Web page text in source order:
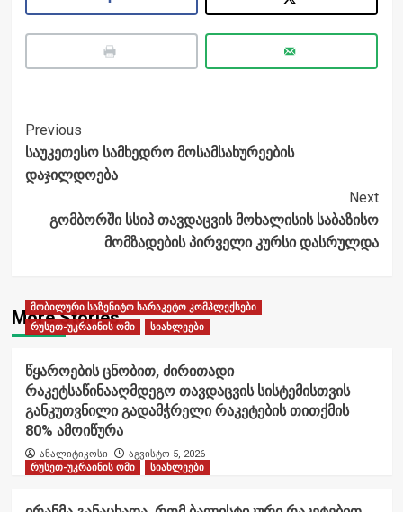
Post
Navigation
Previous
საუკეთესო სამხედრო მოსამსახურეების
დაჯილდოება
Next
გომბორში სსიპ თავდაცვის მოხალისის საბაზისო
მომზადების პირველი კურსი დასრულდა
More Stories
მობილური საზენიტო სარაკეტო კომპლექსები
რუსეთ-უკრაინის ომი
სიახლეები
წყაროების ცნობით, ძირითადი
რაკეტსაწინააღმდეგო თავდაცვის სისტემისთვის
განკუთვნილი გადამჭრელი რაკეტების თითქმის
80% ამოიწურა
ანალიტიკოსი
აგვისტო 5, 2026
რუსეთ-უკრაინის ომი
სიახლეები